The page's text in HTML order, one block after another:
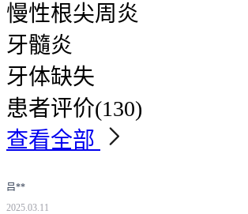
慢性根尖周炎
牙髓炎
牙体缺失
患者评价(130)
查看全部
吕**
2025.03.11